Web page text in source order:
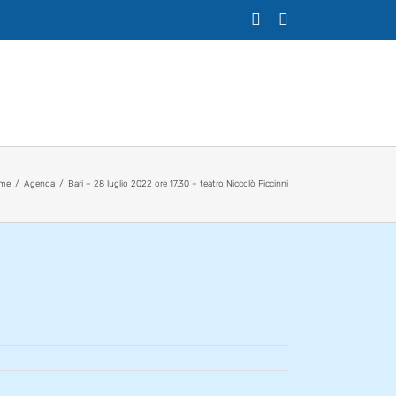
Agenda Bari – 28 luglio 2022 ore 17.30 – teatro Niccolò Piccinni